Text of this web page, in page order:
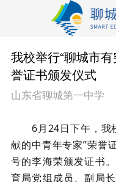
我校举行“聊城市
誉证书颁发仪式
山东省聊城第一中学
6月24日下午，我
献的中青年专家”荣誉
号的李海荣颁发证书
育局党组成员、副局